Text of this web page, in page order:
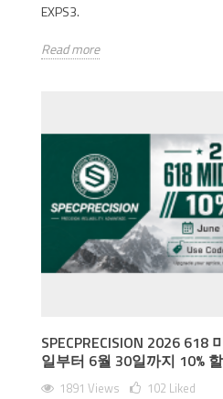
EXPS3.
Read more
SPECPRECISION 2026
일부터 6월 30일까지 10%
1891 Views 102 Liked